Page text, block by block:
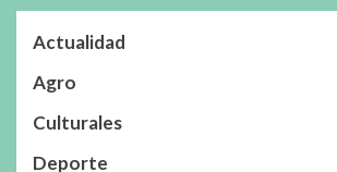
Actualidad
Agro
Culturales
Deporte